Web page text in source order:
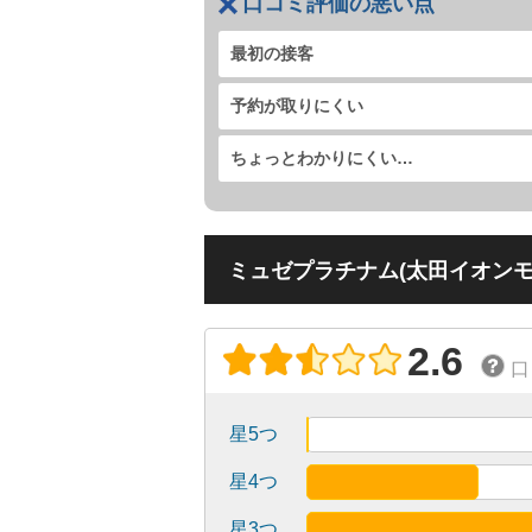
最初の接客
予約が取りにくい
ちょっとわかりにくい…
ミュゼプラチナム(太田イオン
2.6
星5つ
星4つ